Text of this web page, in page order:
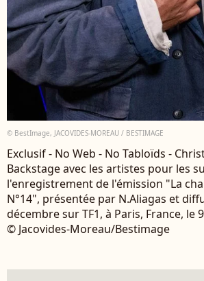
© BestImage, JACOVIDES-MOREAU / BESTIMAGE
Exclusif - No Web - No Tabloïds -
Backstage avec les artistes pour les
l'enregistrement de l'émission "La
N°14", présentée par N.Aliagas et
décembre sur TF1, à Paris, France, le
© Jacovides-Moreau/Bestimage